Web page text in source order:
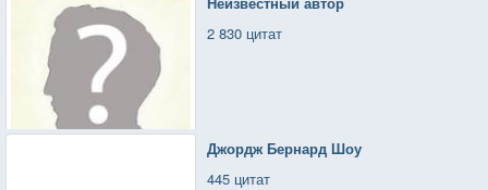
2 830 цитат
Джордж Бернард Шоу
445 цитат